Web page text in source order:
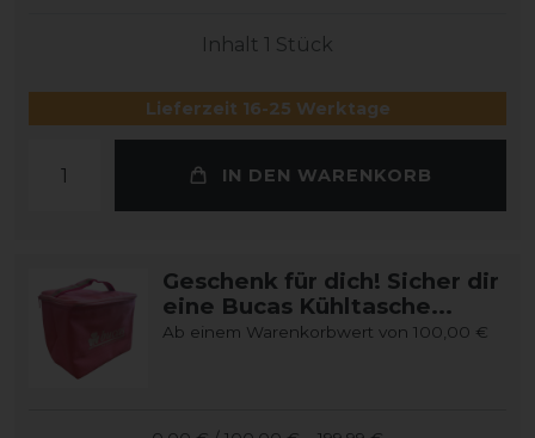
Inhalt 1 Stück
Lieferzeit 16-25 Werktage
IN DEN WARENKORB
Geschenk für dich! Sicher dir
eine Bucas Kühltasche...
Ab einem Warenkorbwert von 100,00 €